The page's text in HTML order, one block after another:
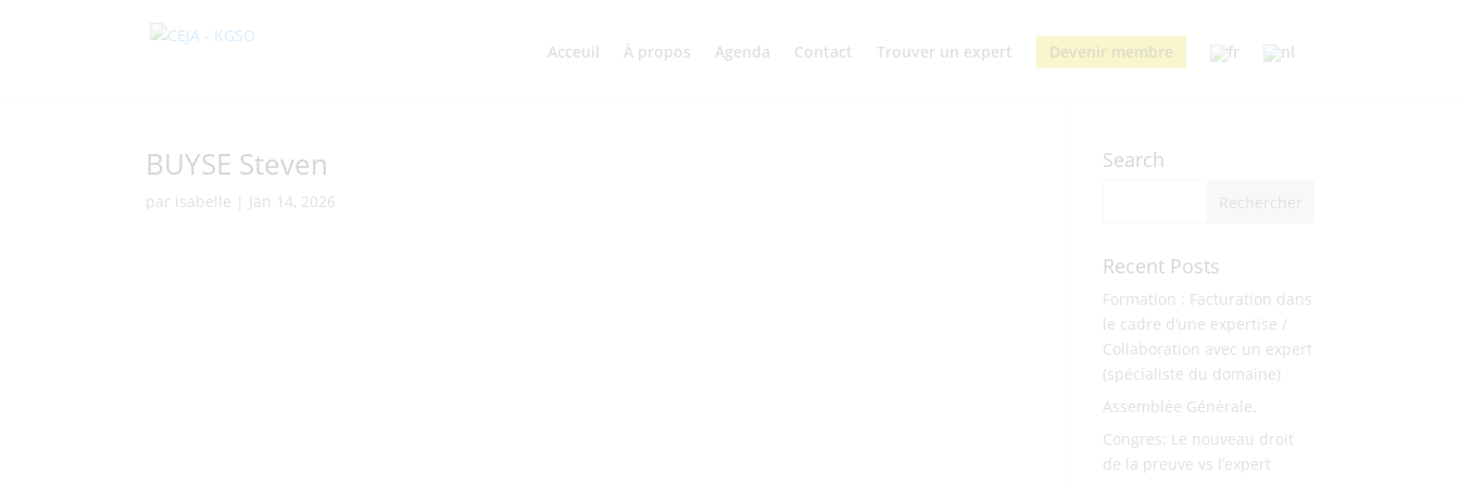
Acceuil À propos Agenda Contact Trouver un expert Devenir membre
BUYSE Steven
par isabelle Jan 14, 2026
Search
Recent Posts
Formation : Facturation dans
le cadre d’une expertise /
Collaboration avec un expert
(spécialiste du domaine)
Assemblée Générale.
Congres: Le nouveau droit
de la preuve vs l’expert